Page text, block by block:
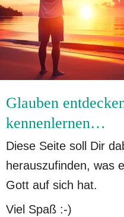
Glauben
kennenlernen…
Diese Seite soll Dir
herauszufinden, was
Gott auf sich hat.
Viel Spaß :-)